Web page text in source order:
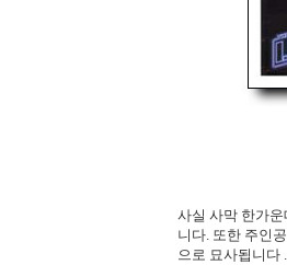
사실 사막 한가
니다. 또한 주인
으로 묘사됩니다